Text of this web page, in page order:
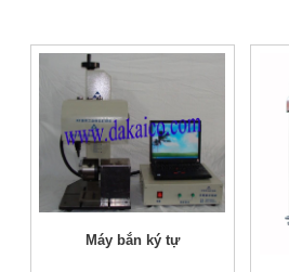
Máy bắn ký tự